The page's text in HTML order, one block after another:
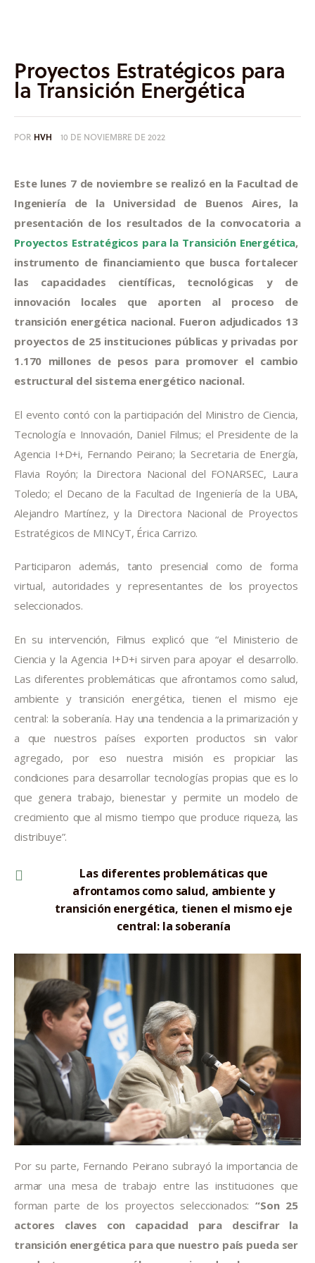
Proyectos Estratégicos para
la Transición Energética
POR HVH 10 DE NOVIEMBRE DE 2022
Este lunes 7 de noviembre se realizó en la Facultad de
Ingeniería de la Universidad de Buenos Aires, la
presentación de los resultados de la convocatoria a
Proyectos Estratégicos para la Transición Energética,
instrumento de financiamiento que busca fortalecer
las capacidades científicas, tecnológicas y de
innovación locales que aporten al proceso de
transición energética nacional. Fueron adjudicados 13
proyectos de 25 instituciones públicas y privadas por
1.170 millones de pesos para promover el cambio
estructural del sistema energético nacional.
El evento contó con la participación del Ministro de Ciencia,
Tecnología e Innovación, Daniel Filmus; el Presidente de la
Agencia I+D+i, Fernando Peirano; la Secretaria de Energía,
Flavia Royón; la Directora Nacional del FONARSEC, Laura
Toledo; el Decano de la Facultad de Ingeniería de la UBA,
Alejandro Martínez, y la Directora Nacional de Proyectos
Estratégicos de MINCyT, Érica Carrizo.
Participaron además, tanto presencial como de forma
virtual, autoridades y representantes de los proyectos
seleccionados.
En su intervención, Filmus explicó que “el Ministerio de
Ciencia y la Agencia I+D+i sirven para apoyar el desarrollo.
Las diferentes problemáticas que afrontamos como salud,
ambiente y transición energética, tienen el mismo eje
central: la soberanía. Hay una tendencia a la primarización y
a que nuestros países exporten productos sin valor
agregado, por eso nuestra misión es propiciar las
condiciones para desarrollar tecnologías propias que es lo
que genera trabajo, bienestar y permite un modelo de
crecimiento que al mismo tiempo que produce riqueza, las
distribuye”.
Las diferentes problemáticas que
afrontamos como salud, ambiente y
transición energética, tienen el mismo eje
central: la soberanía
Por su parte, Fernando Peirano subrayó la importancia de
armar una mesa de trabajo entre las instituciones que
forman parte de los proyectos seleccionados: “Son 25
actores claves con capacidad para descifrar la
transición energética para que nuestro país pueda ser